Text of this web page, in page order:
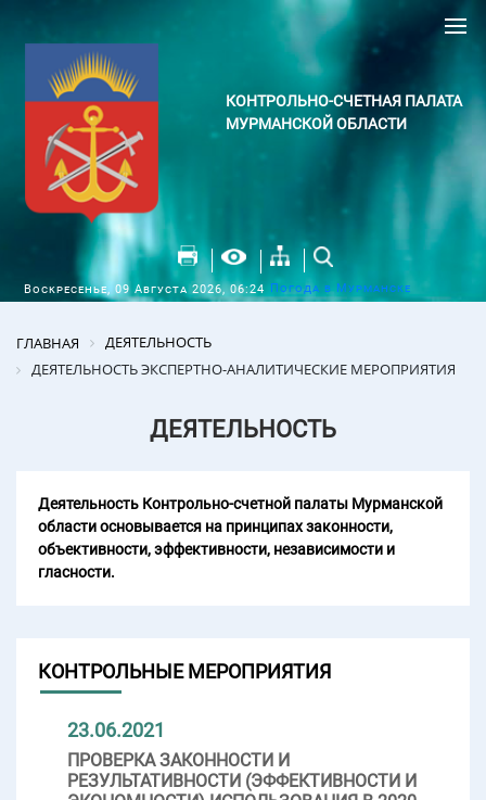
КОНТРОЛЬНО-СЧЕТНАЯ ПАЛАТА
МУРМАНСКОЙ ОБЛАСТИ
Воскресенье, 09 Августа 2026, 06:24 Погода в Мурманске
ГЛАВНАЯ
ДЕЯТЕЛЬНОСТЬ
ДЕЯТЕЛЬНОСТЬ ЭКСПЕРТНО-АНАЛИТИЧЕСКИЕ МЕРОПРИЯТИЯ
ДЕЯТЕЛЬНОСТЬ
Деятельность Контрольно-счетной палаты Мурманской
области основывается на принципах законности,
объективности, эффективности, независимости и
гласности.
КОНТРОЛЬНЫЕ МЕРОПРИЯТИЯ
23.06.2021
ПРОВЕРКА ЗАКОННОСТИ И
РЕЗУЛЬТАТИВНОСТИ (ЭФФЕКТИВНОСТИ И